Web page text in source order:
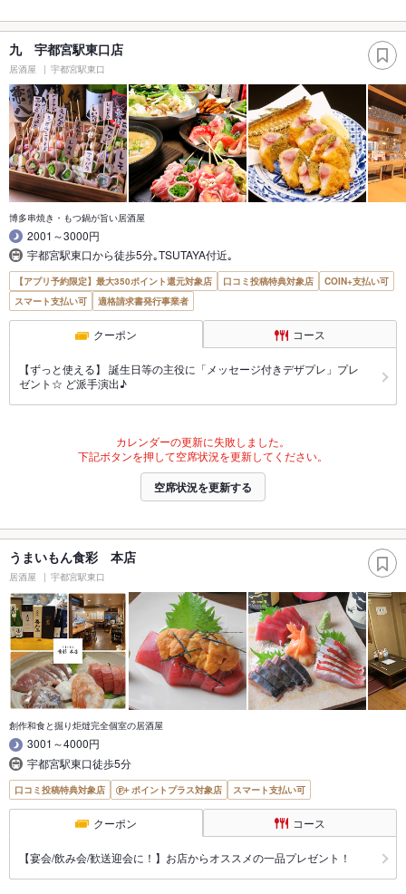
九 宇都宮駅東口店
居酒屋 宇都宮駅東口
博多串焼き・もつ鍋が旨い居酒屋
2001～3000円
宇都宮駅東口から徒歩5分｡TSUTAYA付近｡
【アプリ予約限定】最大350ポイント還元対象店 口コミ投稿特典対象店
COIN+支払い可
スマート支払い可
適格請求書発行事業者
クーポン コース
【ずっと使える】 誕生日等の主役に「メッセージ付きデザプレ」プレ
ゼント☆ ど派手演出♪
カレンダーの更新に失敗しました。
下記ボタンを押して空席状況を更新してください。
空席状況を更新する
うまいもん食彩 本店
居酒屋 宇都宮駅東口
創作和食と掘り炬燵完全個室の居酒屋
3001～4000円
宇都宮駅東口徒歩5分
口コミ投稿特典対象店 ポイントプラス対象店 スマート支払い可
クーポン コース
【宴会/飲み会/歓送迎会に！】お店からオススメの一品プレゼント！